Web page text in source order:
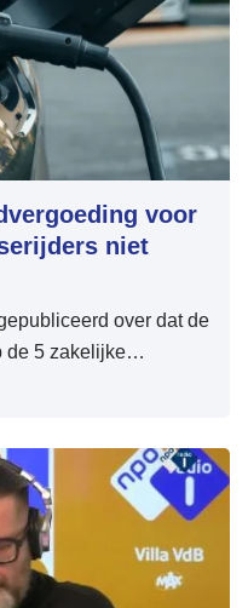
voor
niet
over dat de
de 5 zakelijke
is.